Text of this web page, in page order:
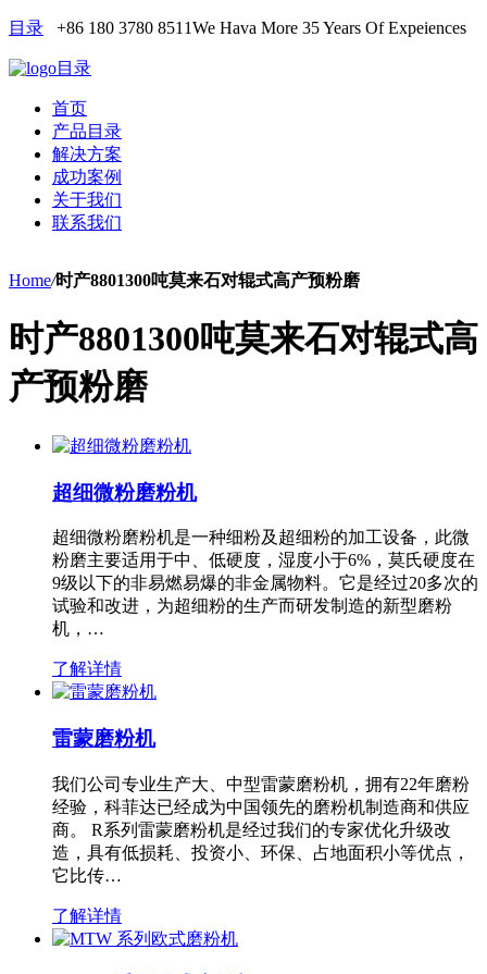
目录 +86 180 3780 8511We Hava More 35 Years Of Expeiences
目录
首页
产品目录
解决方案
成功案例
关于我们
联系我们
Home/时产8801300吨莫来石对辊式高产预粉磨
时产8801300吨莫来石对辊式高
产预粉磨
超细微粉磨粉机
超细微粉磨粉机是一种细粉及超细粉的加工设备，此微
粉磨主要适用于中、低硬度，湿度小于6%，莫氏硬度在
9级以下的非易燃易爆的非金属物料。它是经过20多次的
试验和改进，为超细粉的生产而研发制造的新型磨粉
机，…
了解详情
雷蒙磨粉机
我们公司专业生产大、中型雷蒙磨粉机，拥有22年磨粉
经验，科菲达已经成为中国领先的磨粉机制造商和供应
商。 R系列雷蒙磨粉机是经过我们的专家优化升级改
造，具有低损耗、投资小、环保、占地面积小等优点，
它比传…
了解详情